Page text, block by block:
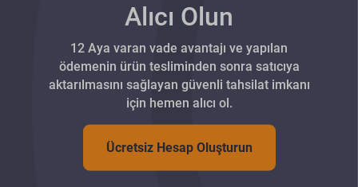
Alıcı Olun
12 Aya varan vade avantajı ve yapılan
ödemenin ürün tesliminden sonra satıcıya
aktarılmasını sağlayan güvenli tahsilat imkanı
için hemen alıcı ol.
Ücretsiz Hesap Oluşturun